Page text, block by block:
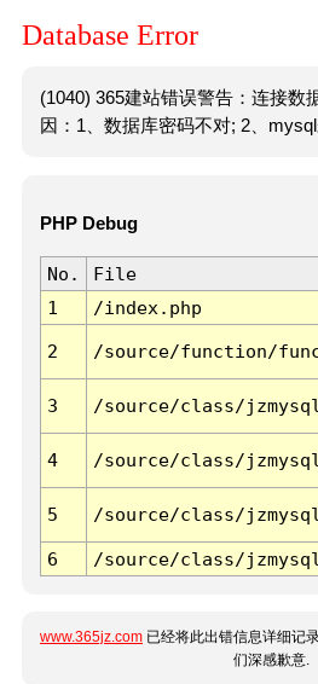
Database Error
(1040) 365建站错误警告：连接数
因：1、数据库密码不对; 2、mysql
PHP Debug
No. File
1
/index.php
2 /source/function/
3 /source/class/
4 /source/class/
5 /source/class/
6 /source/class/
www.365jz.com 已经将此出错信息详细记
们深感歉意.